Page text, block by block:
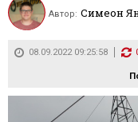
Автор: Симеон
08.09.2022 09:25:58